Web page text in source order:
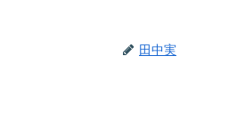
田中実